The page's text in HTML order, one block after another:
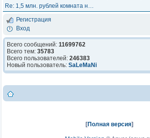
Re: 1,5 млн. рублей комната н…
Регистрация
Вход
Всего сообщений: 11699762
Всего тем: 35783
Всего пользователей: 246383
Новый пользователь: SaLeMaNi
[Полная версия]